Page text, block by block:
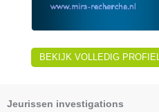
BEKIJK VOLLEDIG PROFIEL
Jeurissen investigations